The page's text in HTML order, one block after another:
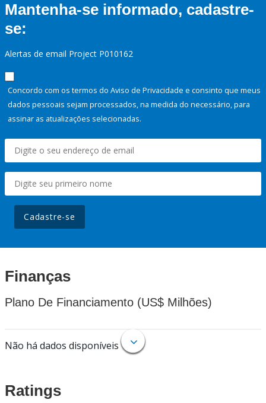
Mantenha-se informado, cadastre-
se:
Alertas de email Project P010162
Concordo com os termos do Aviso de Privacidade e consinto que meus
dados pessoais sejam processados, na medida do necessário, para
assinar as atualizações selecionadas.
Cadastre-se
Finanças
Plano De Financiamento (US$ Milhões)
Não há dados disponíveis
Ratings